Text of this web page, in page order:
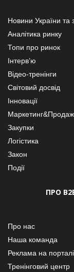
Новини України та
Аналітика ринку
Топи про ринок
Інтерв’ю
Відео-тренінги
Світовий досвід
Інновації
Закупки
Логістика
Закон
Події
ПРО
Про нас
Наша команда
Реклама на порталі
Тренінговий центр